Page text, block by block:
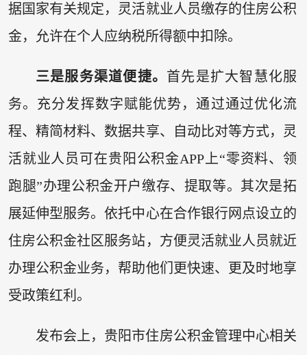
据国家有关规定，灵活就业人员缴存的住房公积
金，允许在个人应纳税所得额中扣除。
三是服务渠道便捷。 首先是扩大智慧化服
务。充分发挥数字赋能优势，通过通过优化流
程、精简材料、数据共享、自动比对等方式，灵
活就业人员可在贵阳公积金APP上“零资料、领
跑腿”办理公积金开户缴存、提取等。其次是拓
展延伸型服务。依托中心在合作银行网点设立的
住房公积金社区服务站，方便灵活就业人员就近
办理公积金业务，帮助他们更快速、更及时地享
受政策红利。
发布会上，贵阳市住房公积金管理中心相关